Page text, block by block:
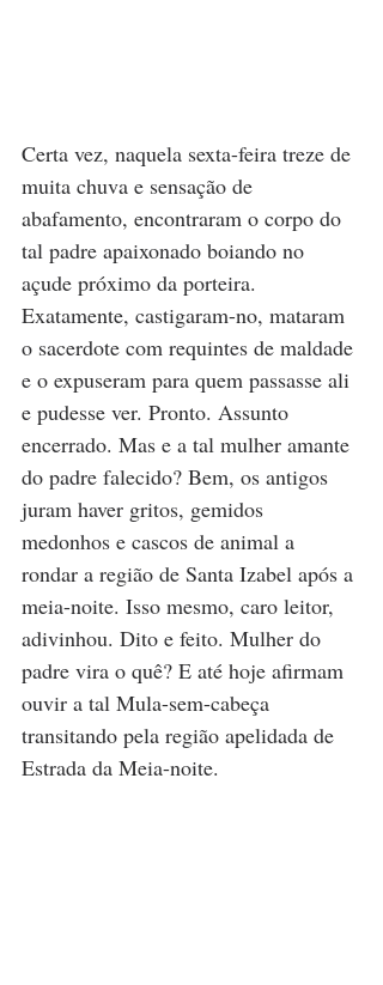
Certa vez, naquela sexta-feira treze de
muita chuva e sensação de
abafamento, encontraram o corpo do
tal padre apaixonado boiando no
açude próximo da porteira.
Exatamente, castigaram-no, mataram
o sacerdote com requintes de maldade
e o expuseram para quem passasse ali
e pudesse ver. Pronto. Assunto
encerrado. Mas e a tal mulher amante
do padre falecido? Bem, os antigos
juram haver gritos, gemidos
medonhos e cascos de animal a
rondar a região de Santa Izabel após a
meia-noite. Isso mesmo, caro leitor,
adivinhou. Dito e feito. Mulher do
padre vira o quê? E até hoje afirmam
ouvir a tal Mula-sem-cabeça
transitando pela região apelidada de
Estrada da Meia-noite.